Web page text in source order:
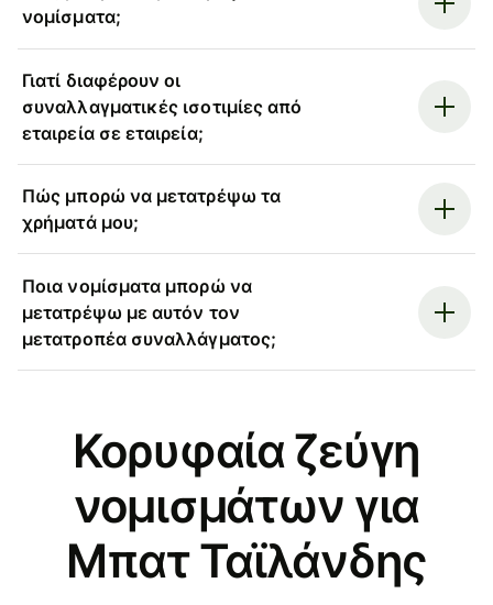
νομίσματα;
Γιατί διαφέρουν οι
συναλλαγματικές ισοτιμίες από
εταιρεία σε εταιρεία;
Πώς μπορώ να μετατρέψω τα
χρήματά μου;
Ποια νομίσματα μπορώ να
μετατρέψω με αυτόν τον
μετατροπέα συναλλάγματος;
Κορυφαία ζεύγη
νομισμάτων για
Μπατ Ταϊλάνδης